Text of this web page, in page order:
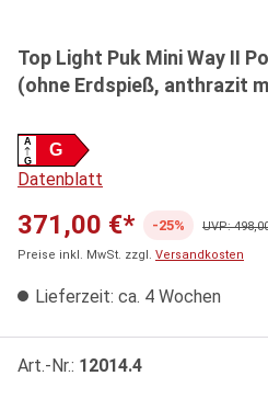
Top Light Puk Mini Way II
(ohne Erdspieß, anthrazit
G
A
G
Datenblatt
371,00 €* -25%
UVP:
Preise inkl. MwSt. zzgl. Versandkosten
Lieferzeit: ca. 4 Wochen
Art.-Nr.: 12014.4